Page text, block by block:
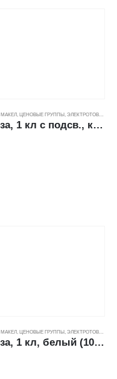
МАКЕЛ, ЦЕНОВЫЕ ГРУППЫ , ЭЛЕКТРОТОВАРЫ
Выключатель МАКЕЛ Мимоза, 1 кл с подсв., крем (10А/250В) ---
МАКЕЛ, ЦЕНОВЫЕ ГРУППЫ , ЭЛЕКТРОТОВАРЫ
Выключатель МАКЕЛ Мимоза, 1 кл, белый (10А/250В)